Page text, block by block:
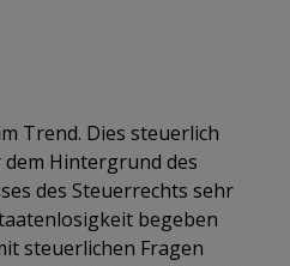
Trend. Dies steuerlich
Hintergrund des
des Steuerrechts sehr
begeben
steuerlichen Fragen